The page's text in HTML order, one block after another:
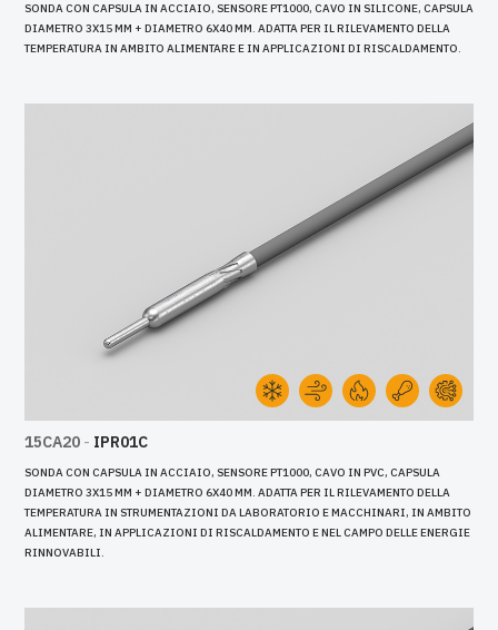
SONDA CON CAPSULA IN ACCIAIO, SENSORE PT1000, CAVO IN SILICONE, CAPSULA
DIAMETRO 3X15 MM + DIAMETRO 6X40 MM. ADATTA PER IL RILEVAMENTO DELLA
TEMPERATURA IN AMBITO ALIMENTARE E IN APPLICAZIONI DI RISCALDAMENTO.
15CA20 - IPR01C
SONDA CON CAPSULA IN ACCIAIO, SENSORE PT1000, CAVO IN PVC, CAPSULA
DIAMETRO 3X15 MM + DIAMETRO 6X40 MM. ADATTA PER IL RILEVAMENTO DELLA
TEMPERATURA IN STRUMENTAZIONI DA LABORATORIO E MACCHINARI, IN AMBITO
ALIMENTARE, IN APPLICAZIONI DI RISCALDAMENTO E NEL CAMPO DELLE ENERGIE
RINNOVABILI.